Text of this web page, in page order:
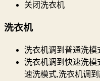
关闭洗衣机
洗衣机
洗衣机调到普通洗模
洗衣机调到快速洗模
速洗模式,洗衣机调